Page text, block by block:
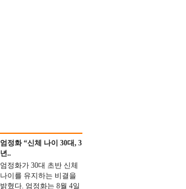
엄정화 “신체 나이 30대, 3
년..
엄정화가 30대 초반 신체
나이를 유지하는 비결을
밝혔다. 엄정화는 8월 4일